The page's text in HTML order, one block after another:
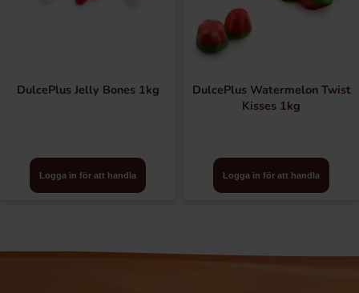
DulcePlus Jelly Bones 1kg
Logga in för att handla
DulcePlus Watermelon Twist
Kisses 1kg
Logga in för att handla